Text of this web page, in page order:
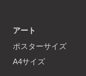
アート
ポスターサイズ
A4サイズ